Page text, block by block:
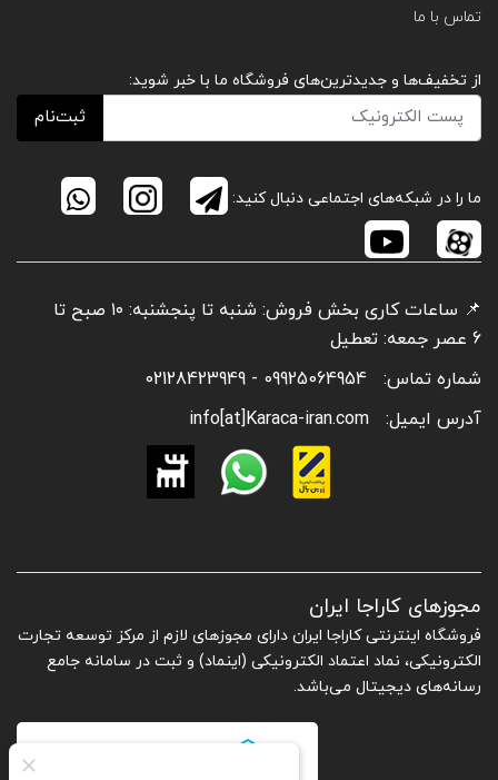
تماس با ما
از تخفیف‌ها و جدیدترین‌های فروشگاه ما با خبر شوید:
ثبت‌نام
ما را در شبکه‌های اجتماعی دنبال کنید:
📌 ساعات کاری بخش فروش: شنبه تا پنجشنبه: ۱۰ صبح تا
6 عصر جمعه: تعطیل
شماره تماس:
09925064954 - 02128423949
آدرس ایمیل:
info[at]Karaca-iran.com
مجوزهای کاراجا ایران
فروشگاه اینترنتی کاراجا ایران دارای مجوزهای لازم از مرکز توسعه تجارت
الکترونیکی، نماد اعتماد الکترونیکی (اینماد) و ثبت در سامانه جامع
رسانه‌های دیجیتال می‌باشد.